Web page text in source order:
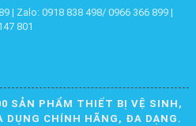
| Zalo: 0918 838 498/ 0966 366 899 |
801
SẢN PHẨM THIẾT BỊ VỆ SINH,
DỤNG CHÍNH HÃNG, ĐA DẠNG.